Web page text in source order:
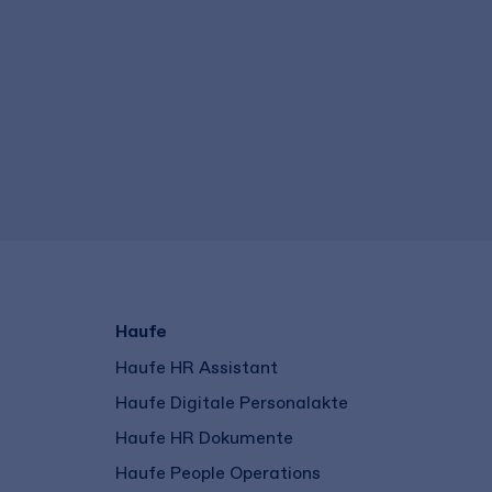
Haufe
Haufe HR Assistant
Haufe Digitale Personalakte
Haufe HR Dokumente
Haufe People Operations